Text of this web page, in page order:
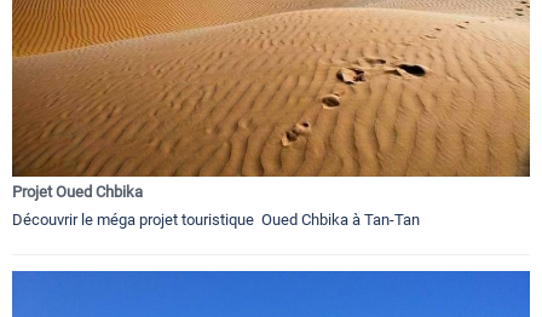
Projet Oued Chbika
Découvrir le méga projet touristique Oued Chbika à Tan-Tan